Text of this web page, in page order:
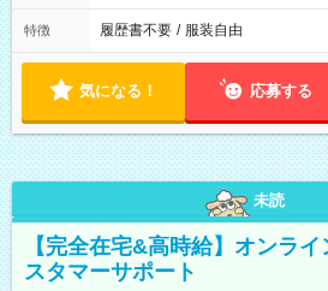
特徴 履歴書不要 / 服装自由
気になる！ 応募する
未読
【完全在宅&高時給】オンラ
スタマーサポート